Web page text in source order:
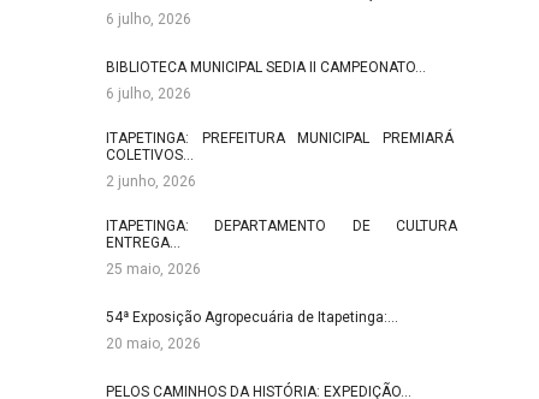
6 julho, 2026
BIBLIOTECA MUNICIPAL SEDIA II CAMPEONATO…
6 julho, 2026
ITAPETINGA: PREFEITURA MUNICIPAL PREMIARÁ
COLETIVOS…
2 junho, 2026
ITAPETINGA: DEPARTAMENTO DE CULTURA
ENTREGA…
25 maio, 2026
54ª Exposição Agropecuária de Itapetinga:…
20 maio, 2026
PELOS CAMINHOS DA HISTÓRIA: EXPEDIÇÃO…